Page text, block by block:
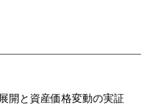
開と資産価格変動の実証